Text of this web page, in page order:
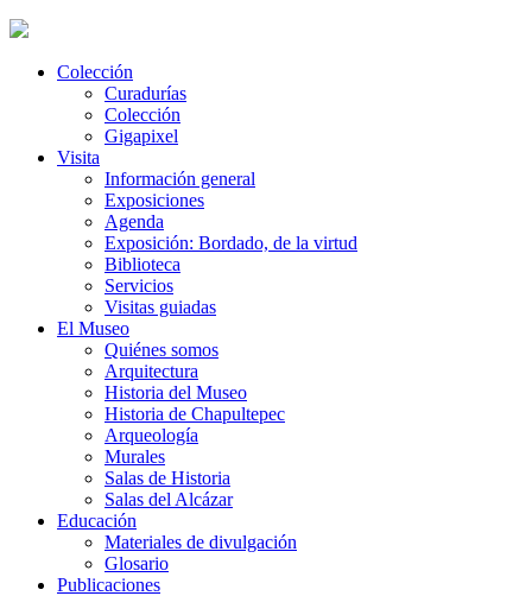
Colección
Curadurías
Colección
Gigapixel
Visita
Información general
Exposiciones
Agenda
Exposición: Bordado, de la virtud
Biblioteca
Servicios
Visitas guiadas
El Museo
Quiénes somos
Arquitectura
Historia del Museo
Historia de Chapultepec
Arqueología
Murales
Salas de Historia
Salas del Alcázar
Educación
Materiales de divulgación
Glosario
Publicaciones